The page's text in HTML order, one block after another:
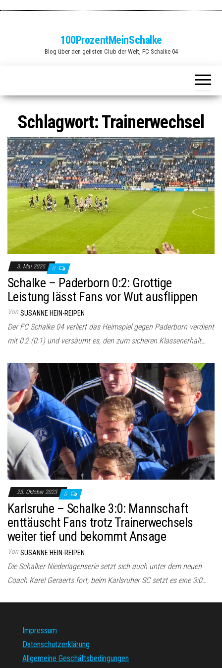
100ProzentMeinSchalke
Blog über den geilsten Club der Welt, FC Schalke 04
Schlagwort:Trainerwechsel
3. Mai 2025 0
Schalke – Paderborn 0:2: Grottige
Leistung lässt Fans vor Wut ausflippen
Von SUSANNE HEIN-REIPEN
Der FC Schalke 04 verliert das Heimspiel gegen Paderborn verdient
mit 0:2 (0:1) und versäumt es, den zum sicheren Klassenerhalt…
23. Oktober 2023 0
Karlsruhe – Schalke 3:0: Mannschaft
enttäuscht Fans trotz Trainerwechsels
weiter tief und bekommt Ansage
Von SUSANNE HEIN-REIPEN
Die Schalker Niederlagenserie setzt sich auch unter dem neuen
Coach Karel Geraerts fort; beim Karlsruher SC setzt es eine 3:0…
Impressum
Datenschutzerklärung
Allgemeine Geschäftsbedingungen